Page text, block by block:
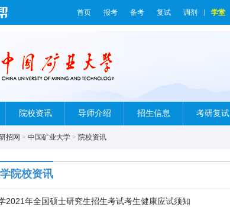
首页 报考 备考 复试 调剂 学堂
院校资讯 导师介绍 招生信息 考研复试
招网 > 中国矿业大学 > 院校资讯
院校资讯
2021年全国硕士研究生招生考试考生健康应试须知